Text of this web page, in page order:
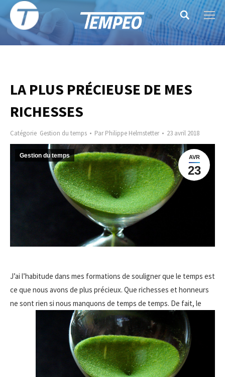
Search:
LA PLUS PRÉCIEUSE DE MES
RICHESSES
Catégorie Gestion du temps ParPhilippe Helmstetter 23 avril 2018
AVR
23
Gestion du temps
J’ai l’habitude dans mes formations de souligner que le temps est
ce que nous avons de plus précieux. Que richesses et honneurs
ne sont rien si nous manquons de temps de temps. De fait, le